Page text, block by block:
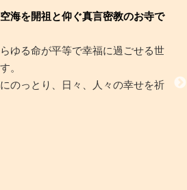
海を開祖と仰ぐ真言密教のお寺で
ゆる命が平等で幸福に過ごせる世
。
のっとり、日々、人々の幸せを祈